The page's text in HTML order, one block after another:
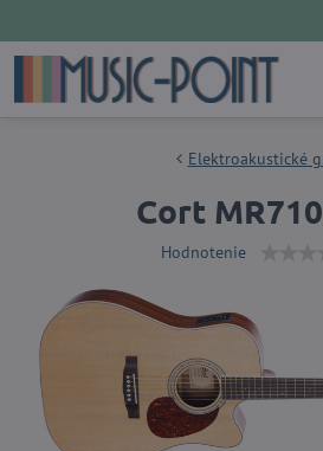
Elektroakustické
Cort
Hodnotenie